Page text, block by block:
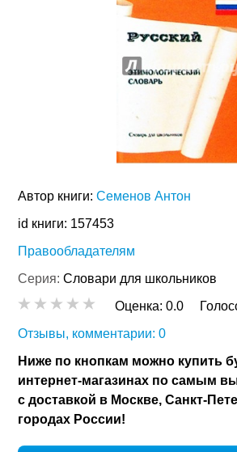
Автор книги:Семенов Антон
id книги: 157453
Правообладателям
Серия:Словари для школьников
Оценка:0.0
Отзывы, комментарии: 0
Ниже по кнопкам можно купить
интернет-магазинах по самым
с доставкой в Москве, Санкт-
городах России!